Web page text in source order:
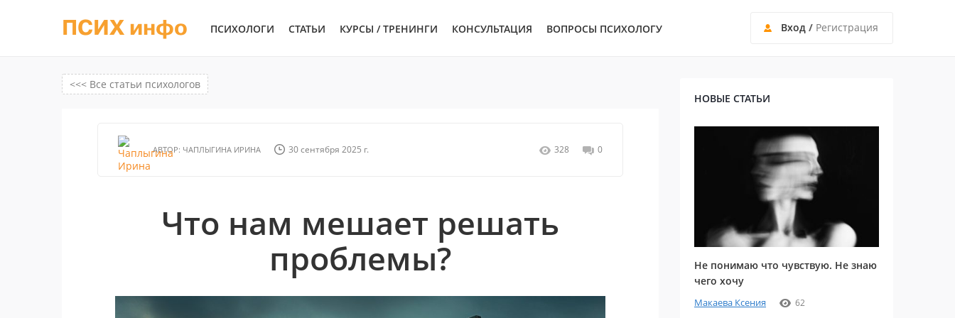
ПСИХ инфо ПСИХОЛОГИ СТАТЬИ КУРСЫ / ТРЕНИНГИ КОНСУЛЬТАЦИЯ ВОПРОСЫ ПСИХОЛОГУ Вход / Регистрация
<<< Все статьи психологов
АВТОР: ЧАПЛЫГИНА ИРИНА 30 сентября 2025 г. 328 0
Что нам мешает решать
проблемы?
НОВЫЕ СТАТЬИ
Не понимаю что чувствую. Не знаю
чего хочу
Макаева Ксения 62